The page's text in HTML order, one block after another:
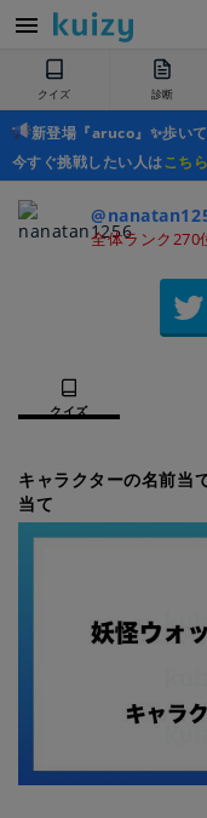
クイズ 診断
新登場『aruco』✨歩い
今すぐ挑戦したい人はこちら
全体ランク270
クイズ
キャラクターの名前当
当て